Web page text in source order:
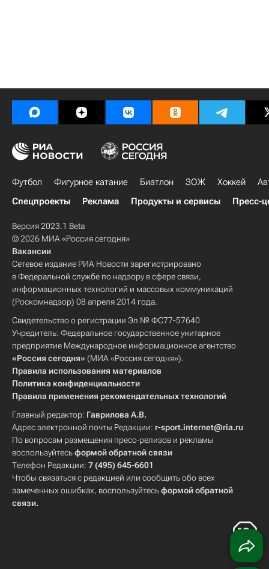
Футбол Фигурное катание Биатлон ЗОЖ Хоккей
Спецпроекты
Реклама Продукты и сервисы Пресс-
Версия 2023.1 Beta
© 2026 МИА «Россия сегодня»
Вакансии
Сетевое издание РИА Новости зарегистрировано
в Федеральной службе по надзору в сфере связи,
информационных технологий и массовых коммуникаций
(Роскомнадзор) 08 апреля 2014 года.
Свидетельство о регистрации Эл № ФС77-57640
Учредитель: Федеральное государственное унитарное
предприятие Международное информационное агентство
«Россия сегодня» (МИА «Россия сегодня»).
Правила использования материалов
Политика конфиденциальности
Правила применения рекомендательных технологий
Главный редактор: Гаврилова А.В.
Адрес электронной почты Редакции: r-sport.internet@ria.ru
По вопросам размещения пресс-релизов и рекламы
воспользуйтесьформой обратной связи
Телефон Редакции: 7 (495) 645-6601
Чтобы связаться с редакцией или сообщить обо всех
замеченных ошибках, воспользуйтесьформой обратной
связи.